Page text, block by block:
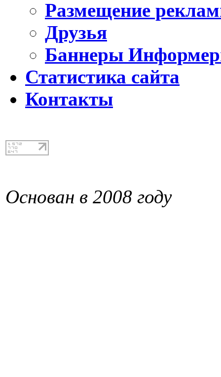
Размещение
Друзья
Баннеры
Статистика сайта
Контакты
Основан в 2008 году